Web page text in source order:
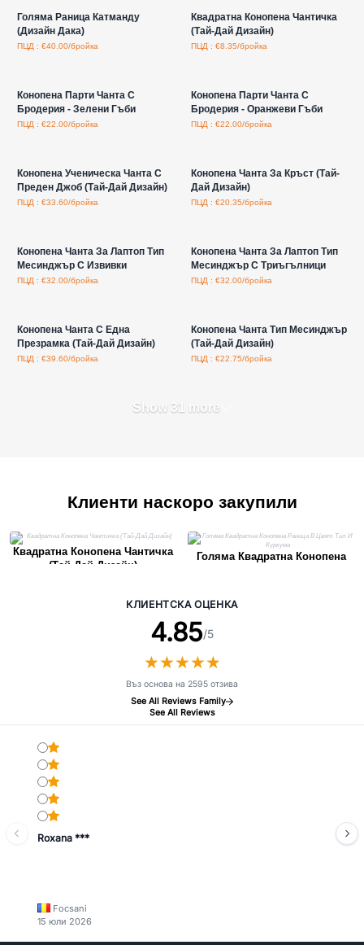
Голяма Раница Катманду
(Дизайн Дака)
ПЦД : €40.00/бройка
Квадратна Конопена Чантичка
(Тай-Дай Дизайн)
ПЦД : €8.35/бройка
Конопена Парти Чанта С
Бродерия - Зелени Гъби
ПЦД : €22.00/бройка
Конопена Парти Чанта С
Бродерия - Оранжеви Гъби
ПЦД : €22.00/бройка
Конопена Ученическа Чанта С
Преден Джоб (Тай-Дай Дизайн)
ПЦД : €33.60/бройка
Конопена Чанта За Кръст (Тай-
Дай Дизайн)
ПЦД : €20.35/бройка
Конопена Чанта За Лаптоп Тип
Месинджър С Извивки
ПЦД : €32.00/бройка
Конопена Чанта За Лаптоп Тип
Месинджър С Триъгълници
ПЦД : €32.00/бройка
Конопена Чанта С Една
Презрамка (Тай-Дай Дизайн)
ПЦД : €39.60/бройка
Конопена Чанта Тип Месинджър
(Тай-Дай Дизайн)
ПЦД : €22.75/бройка
Show 31 more
Клиенти наскоро закупили
Квадратна Конопена Чантичка
(Тай-Дай Дизайн)
Голяма Квадратна Конопена
КЛИЕНТСКА ОЦЕНКА
4.85/5
★★★★★
★★★★★
Въз основа на 2595 отзива
See All Reviews Family
See All Reviews
Roxana ***
Focsani
15 юли 2026